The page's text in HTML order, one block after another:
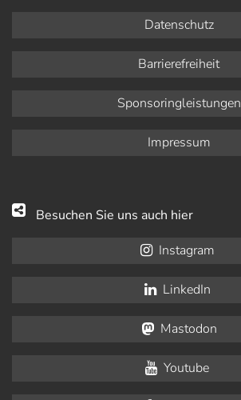
Datenschutz
Barrierefreiheit
Sponsoringleistungen
Impressum
Besuchen Sie uns auch hier
Instagram
LinkedIn
Mastodon
Youtube